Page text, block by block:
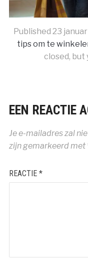
Published 23
tips om te
closed, but
EEN REACTIE
Je e-mailadres zal
zijn gemarkeerd met
REACTIE *